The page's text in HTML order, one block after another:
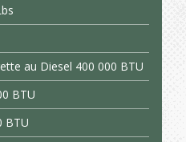
au Diesel 400 000 BTU
BTU
BTU